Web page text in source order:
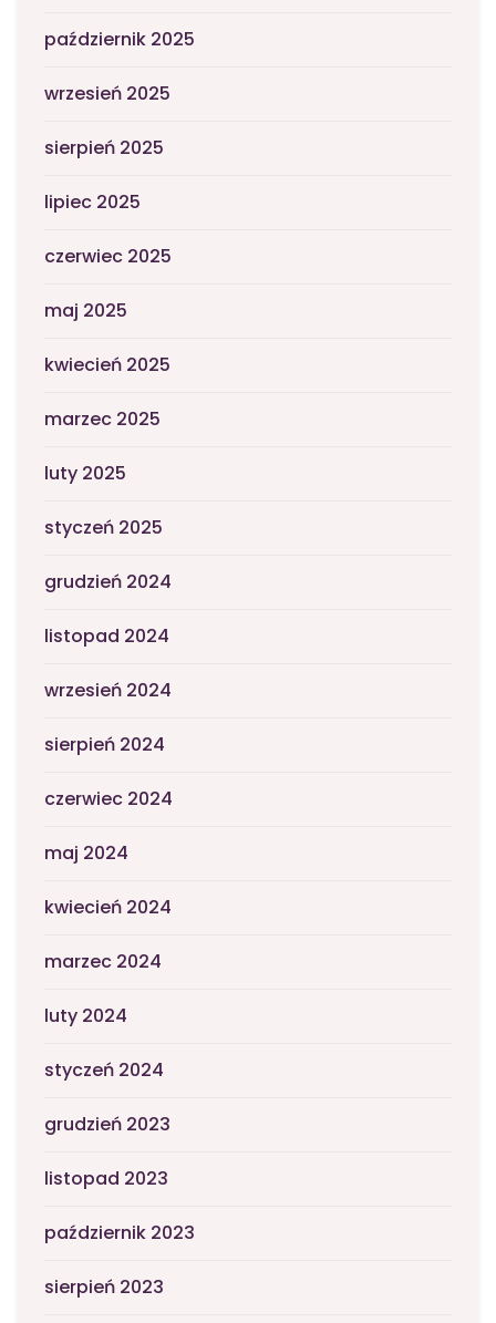
październik 2025
wrzesień 2025
sierpień 2025
lipiec 2025
czerwiec 2025
maj 2025
kwiecień 2025
marzec 2025
luty 2025
styczeń 2025
grudzień 2024
listopad 2024
wrzesień 2024
sierpień 2024
czerwiec 2024
maj 2024
kwiecień 2024
marzec 2024
luty 2024
styczeń 2024
grudzień 2023
listopad 2023
październik 2023
sierpień 2023